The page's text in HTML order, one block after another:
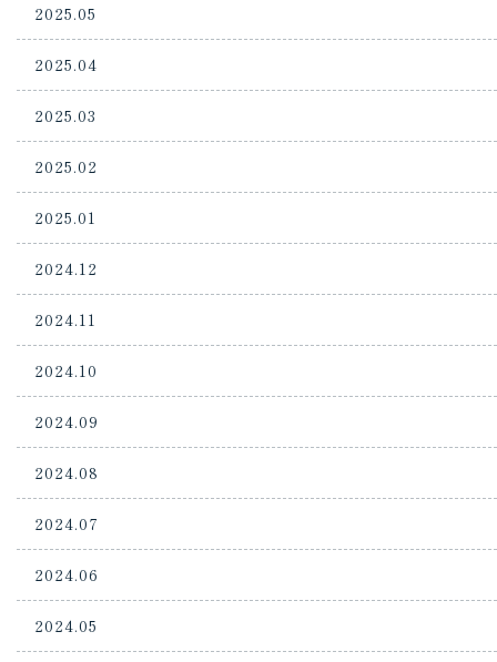
2025.05
2025.04
2025.03
2025.02
2025.01
2024.12
2024.11
2024.10
2024.09
2024.08
2024.07
2024.06
2024.05